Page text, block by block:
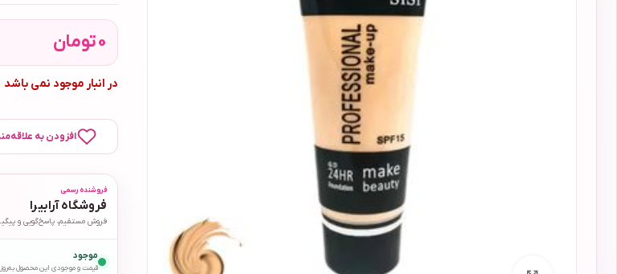
0تومان
در انبار موجود نمی باشد
افزودن به
فروشنده رسمی
فروشگاه آرابیرا
فروش مستقیم، پاسخ‌گویی و
موجود
قیمت و موجودی این محصول